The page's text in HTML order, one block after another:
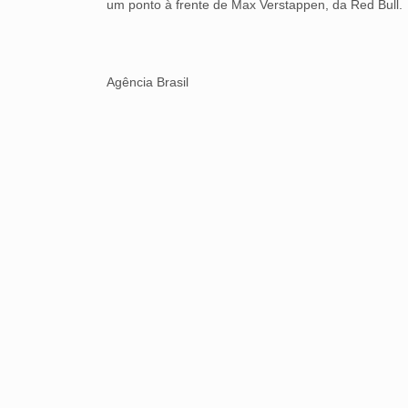
um ponto à frente de Max Verstappen, da Red Bull.
Agência Brasil